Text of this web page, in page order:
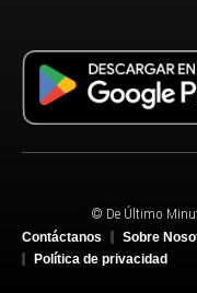
© De Último
Contáctanos
Sobre
Política de privacidad